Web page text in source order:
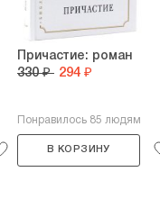
Причастие: роман
330 ₽ 294 ₽
Понравилось 85 людям
В КОРЗИНУ